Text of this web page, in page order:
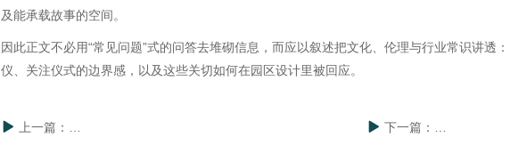
及能承载故事的空间。
因此正文不必用“常见问题”式的问答去堆砌信息，而应以叙述把文化、伦理与行业常识讲透
仪、关注仪式的边界感，以及这些关切如何在园区设计里被回应。
上一篇： 下一篇：